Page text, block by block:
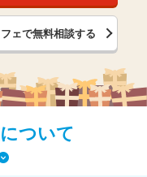
ェで無料相談する
ついて